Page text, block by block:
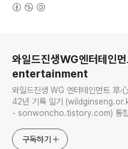
와일드진생WG엔터테인
entertainment
와일드진생 WG 엔터테인먼트 草
42년 기록 일기 (wildginseng.or.kr -
- sonwoncho.tistory.com) 통
구독하기